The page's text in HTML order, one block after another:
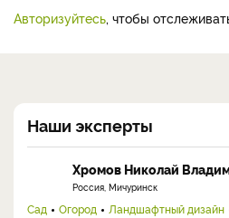
Авторизуйтесь, чтобы
Наши эксперты
Хромов Николай
Россия, Мичуринск
Сад Огород Ландшафтный дизайн